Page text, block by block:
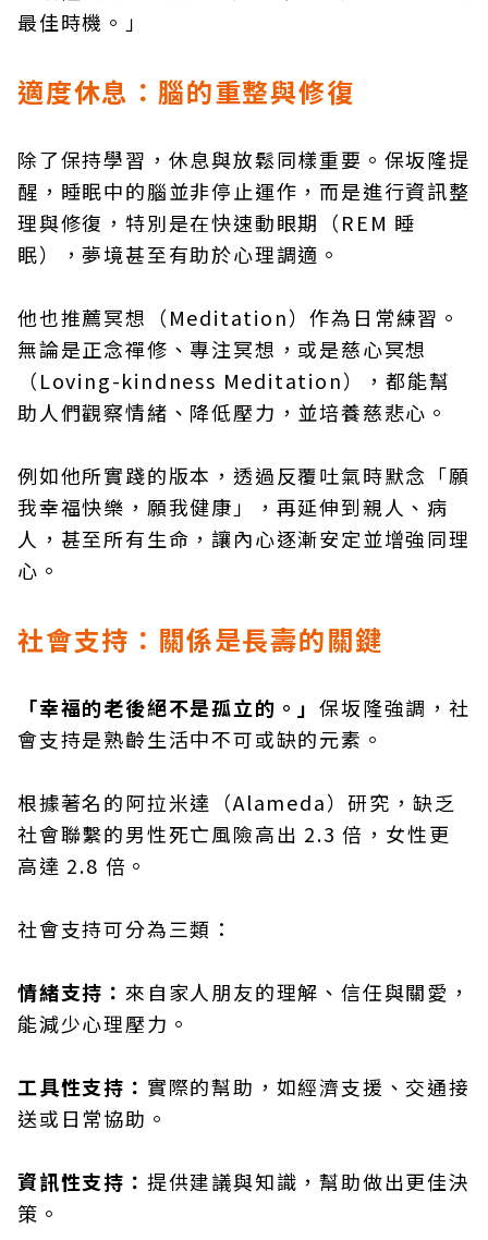
最佳時機。」
適度休息：腦的重整與修復
除了保持學習，休息與放鬆同樣重要。保坂隆提
醒，睡眠中的腦並非停止運作，而是進行資訊整
理與修復，特別是在快速動眼期（REM 睡
眠），夢境甚至有助於心理調適。
他也推薦冥想（Meditation）作為日常練習。
無論是正念禪修、專注冥想，或是慈心冥想
（Loving-kindness Meditation），都能幫
助人們觀察情緒、降低壓力，並培養慈悲心。
例如他所實踐的版本，透過反覆吐氣時默念「願
我幸福快樂，願我健康」，再延伸到親人、病
人，甚至所有生命，讓內心逐漸安定並增強同理
心。
社會支持：關係是長壽的關鍵
「幸福的老後絕不是孤立的。」保坂隆強調，社
會支持是熟齡生活中不可或缺的元素。
根據著名的阿拉米達（Alameda）研究，缺乏
社會聯繫的男性死亡風險高出 2.3 倍，女性更
高達 2.8 倍。
社會支持可分為三類：
情緒支持： 來自家人朋友的理解、信任與關愛，
能減少心理壓力。
工具性支持： 實際的幫助，如經濟支援、交通接
送或日常協助。
資訊性支持： 提供建議與知識，幫助做出更佳決
策。